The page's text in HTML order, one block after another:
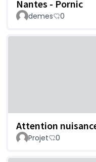
Nantes - Pornic
demes 0
Attention
Projet 0